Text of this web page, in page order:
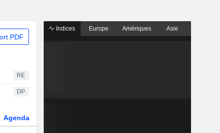
PDF
RE
DP
Agenda
Indices Europe Amériques Asie